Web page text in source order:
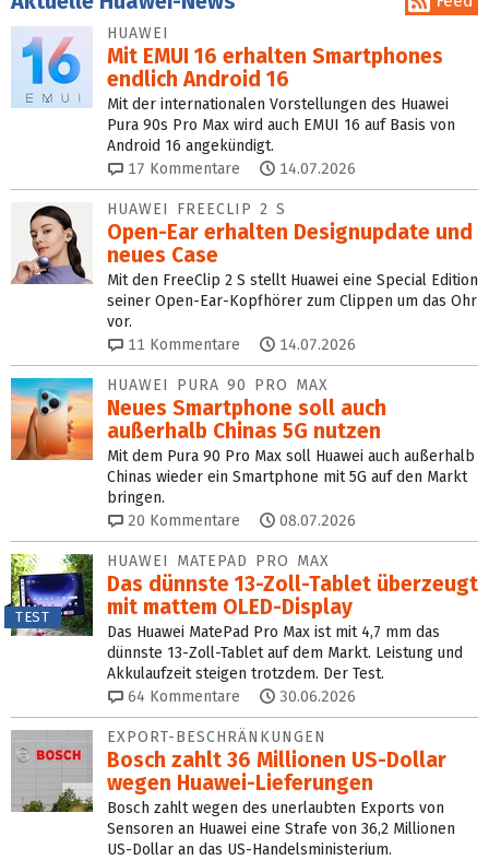
HUAWEI
Mit EMUI 16 erhalten Smartphones
endlich Android 16
Mit der internationalen Vorstellungen des Huawei
Pura 90s Pro Max wird auch EMUI 16 auf Basis von
Android 16 angekündigt.
17 Kommentare 14.07.2026
HUAWEI FREECLIP 2 S
Open-Ear erhalten Designupdate und
neues Case
Mit den FreeClip 2 S stellt Huawei eine Special Edition
seiner Open-Ear-Kopfhörer zum Clippen um das Ohr
vor.
11 Kommentare 14.07.2026
HUAWEI PURA 90 PRO MAX
Neues Smartphone soll auch
außerhalb Chinas 5G nutzen
Mit dem Pura 90 Pro Max soll Huawei auch außerhalb
Chinas wieder ein Smartphone mit 5G auf den Markt
bringen.
20 Kommentare 08.07.2026
TEST
HUAWEI MATEPAD PRO MAX
Das dünnste 13-Zoll-Tablet überzeugt
mit mattem OLED-Display
Das Huawei MatePad Pro Max ist mit 4,7 mm das
dünnste 13-Zoll-Tablet auf dem Markt. Leistung und
Akkulaufzeit steigen trotzdem. Der Test.
64 Kommentare 30.06.2026
EXPORT-BESCHRÄNKUNGEN
Bosch zahlt 36 Millionen US-Dollar
wegen Huawei-Lieferungen
Bosch zahlt wegen des unerlaubten Exports von
Sensoren an Huawei eine Strafe von 36,2 Millionen
US-Dollar an das US-Handelsministerium.